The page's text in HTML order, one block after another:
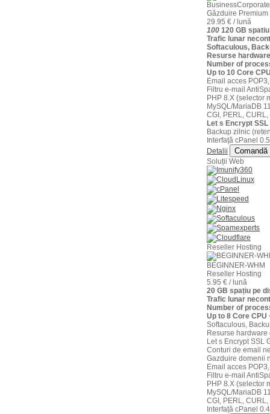
BusinessCorporate
Găzduire Premium
29.95 € / lună
100 120 GB
Trafic lunar
Softaculous,
Resurse
Number of
Up to 10 Core
Email acces
Filtru e-mail
PHP 8.X (selector
MySQL/MariaDB
CGI, PERL,
Let s Encrypt
Backup zilnic
Interfață cPanel
Detalii
Comandă
Soluții Web
Reseller Hosting
BEGINNER-WHM
Reseller Hosting
5.95 € / lună
20 GB spațiu pe
Trafic lunar
Number of
Up to 8 Core CPU
Softaculous,
Resurse hardware
Let s Encrypt SSL
Conturi de email
Gazduire domenii
Email acces
Filtru e-mail
PHP 8.X (selector
MySQL/MariaDB
CGI, PERL,
Interfață cPanel